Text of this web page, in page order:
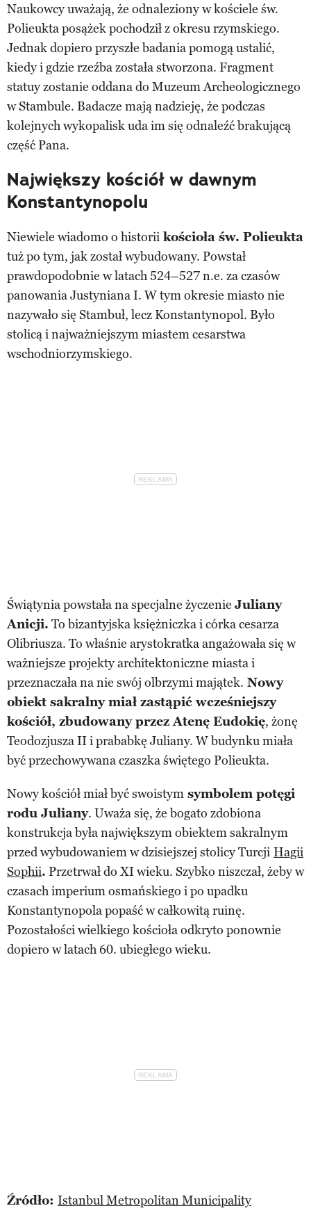
Naukowcy uważają, że odnaleziony w kościele św.
Polieukta posążek pochodził z okresu rzymskiego.
Jednak dopiero przyszłe badania pomogą ustalić,
kiedy i gdzie rzeźba została stworzona. Fragment
statuy zostanie oddana do Muzeum Archeologicznego
w Stambule. Badacze mają nadzieję, że podczas
kolejnych wykopalisk uda im się odnaleźć brakującą
część Pana.
Największy kościół w dawnym
Konstantynopolu
Niewiele wiadomo o historii kościoła św. Polieukta
tuż po tym, jak został wybudowany. Powstał
prawdopodobnie w latach 524–527 n.e. za czasów
panowania Justyniana I. W tym okresie miasto nie
nazywało się Stambuł, lecz Konstantynopol. Było
stolicą i najważniejszym miastem cesarstwa
wschodniorzymskiego.
Świątynia powstała na specjalne życzenie Juliany
Anicji. To bizantyjska księżniczka i córka cesarza
Olibriusza. To właśnie arystokratka angażowała się w
ważniejsze projekty architektoniczne miasta i
przeznaczała na nie swój olbrzymi majątek. Nowy
obiekt sakralny miał zastąpić wcześniejszy
kościół, zbudowany przez Atenę Eudokię, żonę
Teodozjusza II i prababkę Juliany. W budynku miała
być przechowywana czaszka świętego Polieukta.
Nowy kościół miał być swoistym symbolem potęgi
rodu Juliany. Uważa się, że bogato zdobiona
konstrukcja była największym obiektem sakralnym
przed wybudowaniem w dzisiejszej stolicy Turcji Hagii
Sophii. Przetrwał do XI wieku. Szybko niszczał, żeby w
czasach imperium osmańskiego i po upadku
Konstantynopola popaść w całkowitą ruinę.
Pozostałości wielkiego kościoła odkryto ponownie
dopiero w latach 60. ubiegłego wieku.
Źródło: Istanbul Metropolitan Municipality